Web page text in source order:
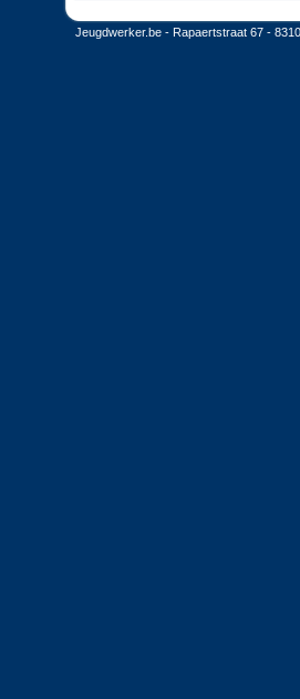
Jeugdwerker.be - Rapaertstraat 67 -